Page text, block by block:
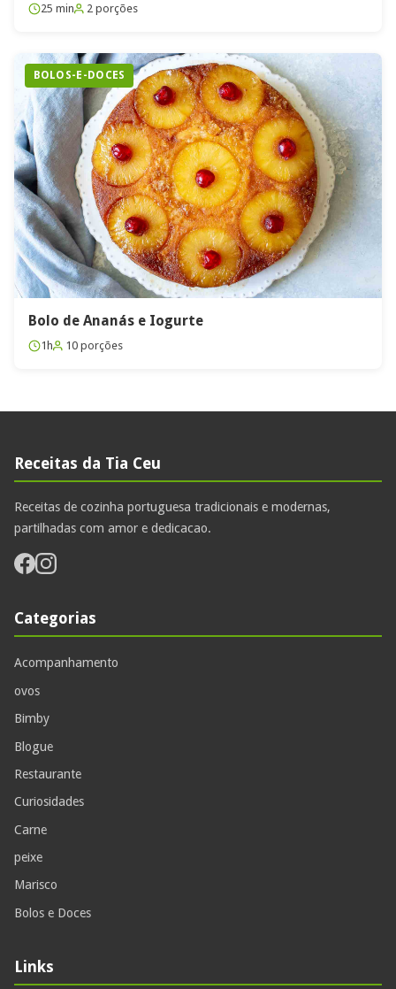
25 min 2 porções
BOLOS-E-DOCES
Bolo de Ananás e Iogurte
1h 10 porções
Receitas da Tia Ceu
Receitas de cozinha portuguesa tradicionais e modernas,
partilhadas com amor e dedicacao.
Categorias
Acompanhamento
ovos
Bimby
Blogue
Restaurante
Curiosidades
Carne
peixe
Marisco
Bolos e Doces
Links